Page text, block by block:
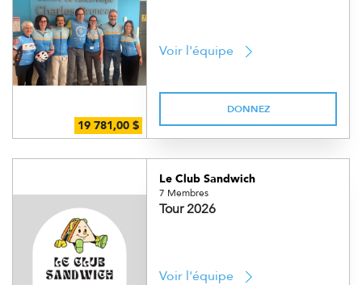
Voir l'équipe
DONNEZ
Le Club Sandwich
7 Membres
Tour 2026
Voir l'équipe